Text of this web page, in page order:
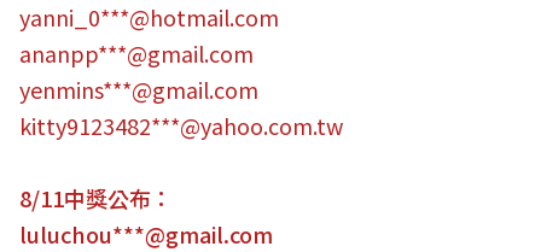
yanni_0***@hotmail.com
ananpp***@gmail.com
yenmins***@gmail.com
kitty9123482***@yahoo.com.tw
8/11中獎公布：
luluchou***@gmail.com